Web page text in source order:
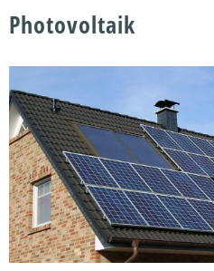
Photovoltaik